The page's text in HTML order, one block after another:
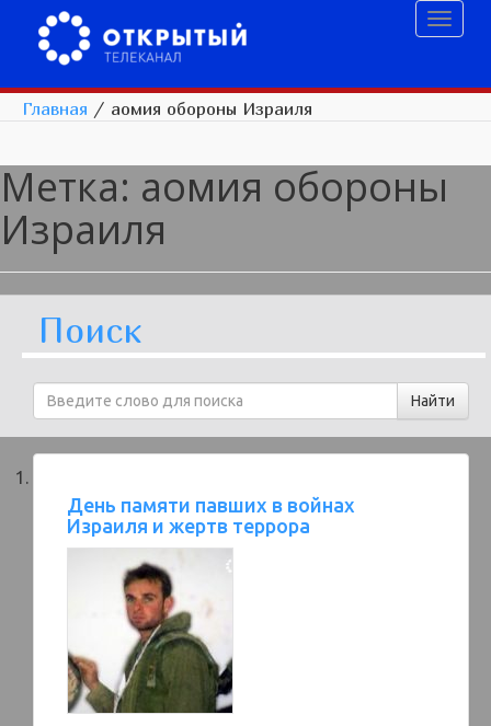
Главная / аомия обороны Израиля
Метка: аомия обороны
Израиля
Поиск
День памяти павших в войнах
Израиля и жертв террора